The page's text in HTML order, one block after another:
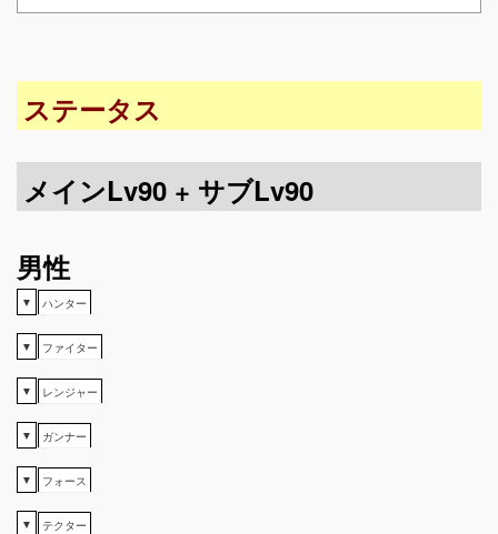
ステータス
メインLv90 + サブLv90
男性
▼ ハンター
▼ ファイター
▼ レンジャー
▼ ガンナー
▼ フォース
▼ テクター